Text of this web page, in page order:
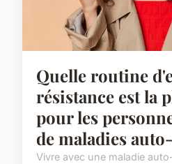
Quelle routine
résistance est la
pour les
de maladies
Vivre avec une maladie